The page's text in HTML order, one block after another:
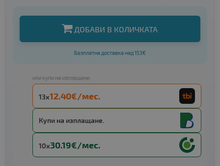
ДОБАВИ В КОЛИЧКАТА
Безплатна доставка над 153€
или купи на изплащане:
13x12.40€/мес.
Купи на изплащане.
10x30.19€/мес.